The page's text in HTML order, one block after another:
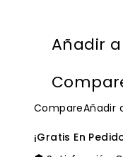
Entry
PN:
72147-
T43-
A11
Añadir
CompareAñadir
¡Gratis En